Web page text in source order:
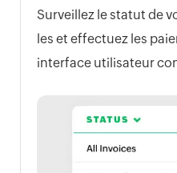
Surveillez le statut de
les et effectuez les
interface utilisateur